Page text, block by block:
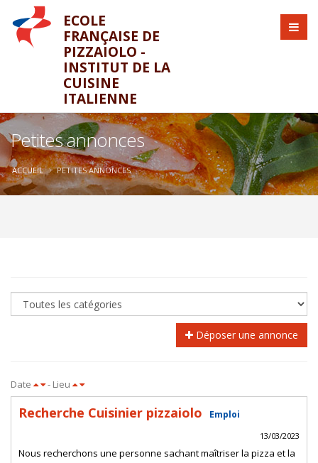
ECOLE
FRANÇAISE DE
PIZZAIOLO -
INSTITUT DE LA
CUISINE
ITALIENNE
Petites annonces
ACCUEIL PETITES ANNONCES
Déposer une annonce
Date - Lieu
Recherche Cuisinier pizzaiolo Emploi
13/03/2023
Nous recherchons une personne sachant maîtriser la pizza et la